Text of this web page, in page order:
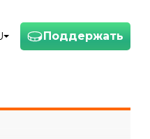
Поддержать